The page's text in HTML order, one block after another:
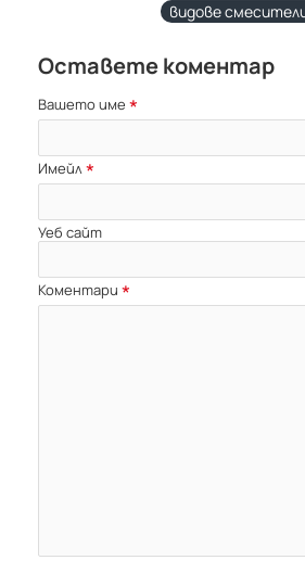
видове
Оставете коментар
Вашето име
Имейл
Уеб сайт
Коментари